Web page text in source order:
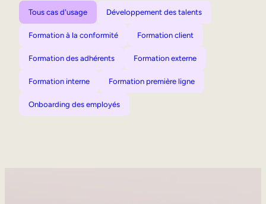
Tous cas d'usage Développement des talents
Formation à la conformité Formation client
Formation des adhérents Formation externe
Formation interne Formation première ligne
Onboarding des employés